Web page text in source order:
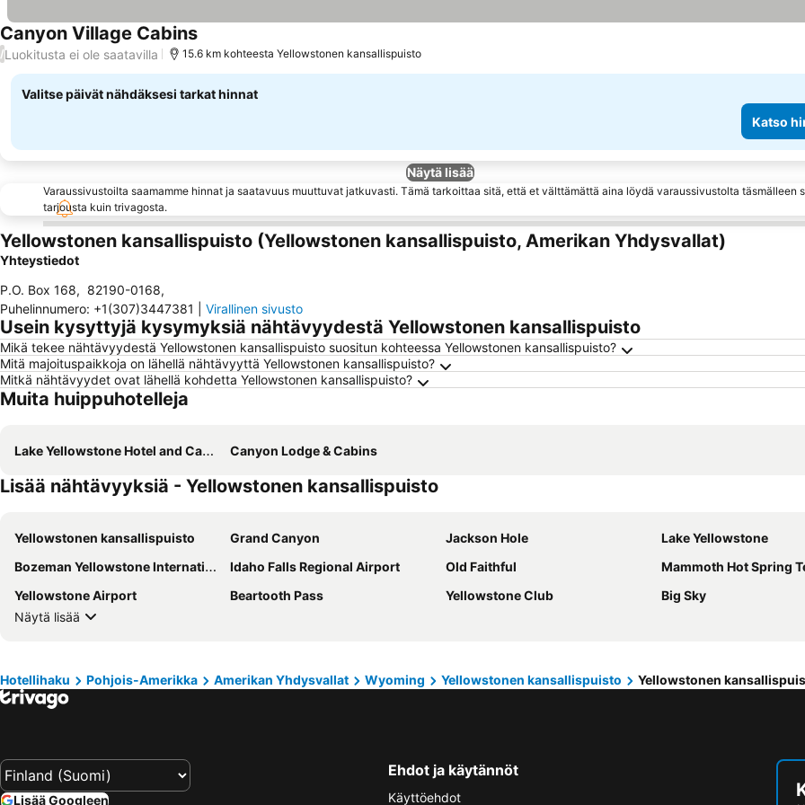
Canyon Village Cabins
/Luokitusta ei ole saatavilla 15.6 km kohteesta Yellowstonen kansallispuisto
Valitse päivät nähdäksesi tarkat hinnat
Katso
Näytä lisää
Varaussivustoilta saamamme hinnat ja saatavuus muuttuvat jatkuvasti. Tämä tarkoittaa sitä, että et välttämättä aina löydä varaussivustolta täsmälleen
tarjousta kuin trivagosta.
Yellowstonen kansallispuisto (Yellowstonen kansallispuisto, Amerikan Yhdysvallat)
Yhteystiedot
P.O. Box 168, 82190-0168,
Puhelinnumero: +1(307)3447381 Virallinen sivusto
Usein kysyttyjä kysymyksiä nähtävyydestä Yellowstonen kansallispuisto
Mikä tekee nähtävyydestä Yellowstonen kansallispuisto suositun kohteessa Yellowstonen kansallispuisto?
Mitä majoituspaikkoja on lähellä nähtävyyttä Yellowstonen kansallispuisto?
Mitkä nähtävyydet ovat lähellä kohdetta Yellowstonen kansallispuisto?
Muita huippuhotelleja
Lake Yellowstone Hotel and Cabins Canyon Lodge & Cabins
Lisää nähtävyyksiä - Yellowstonen kansallispuisto
Yellowstonen kansallispuisto Grand Canyon Jackson Hole
Lake Yellowstone
Bozeman Yellowstone International Airport
Idaho Falls Regional Airport Old Faithful
Mammoth Hot Spring
Yellowstone Airport
Beartooth Pass Yellowstone Club
Big Sky
Näytä lisää
Hotellihaku Pohjois-Amerikka Amerikan Yhdysvallat Wyoming Yellowstonen kansallispuisto Yellowstonen
Lisää Googleen
Ehdot ja käytännöt
Käyttöehdot